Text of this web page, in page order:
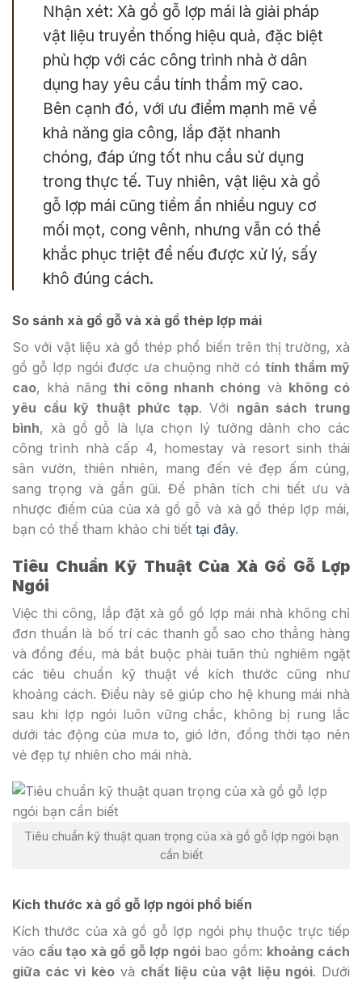
Nhận xét: Xà gồ gỗ lợp mái là giải pháp
vật liệu truyền thống hiệu quả, đặc biệt
phù hợp với các công trình nhà ở dân
dụng hay yêu cầu tính thẩm mỹ cao.
Bên cạnh đó, với ưu điểm mạnh mẽ về
khả năng gia công, lắp đặt nhanh
chóng, đáp ứng tốt nhu cầu sử dụng
trong thực tế. Tuy nhiên, vật liệu xà gồ
gỗ lợp mái cũng tiềm ẩn nhiều nguy cơ
mối mọt, cong vênh, nhưng vẫn có thể
khắc phục triệt để nếu được xử lý, sấy
khô đúng cách.
So sánh xà gồ gỗ và xà gồ thép lợp mái
So với vật liệu xà gồ thép phổ biến trên thị trường, xà
gồ gỗ lợp ngói được ưa chuộng nhờ có tính thẩm mỹ
cao, khả năng thi công nhanh chóng và không có
yêu cầu kỹ thuật phức tạp. Với ngân sách trung
bình, xà gồ gỗ là lựa chọn lý tưởng dành cho các
công trình nhà cấp 4, homestay và resort sinh thái
sân vườn, thiên nhiên, mang đến vẻ đẹp ấm cúng,
sang trọng và gần gũi. Để phân tích chi tiết ưu và
nhược điểm của của xà gồ gỗ và xà gồ thép lợp mái,
bạn có thể tham khảo chi tiết tại đây.
Tiêu Chuẩn Kỹ Thuật Của Xà Gồ Gỗ Lợp
Ngói
Việc thi công, lắp đặt xà gồ gồ lợp mái nhà không chỉ
đơn thuần là bố trí các thanh gỗ sao cho thẳng hàng
và đồng đều, mà bắt buộc phải tuân thủ nghiêm ngặt
các tiêu chuẩn kỹ thuật về kích thước cũng như
khoảng cách. Điều này sẽ giúp cho hệ khung mái nhà
sau khi lợp ngói luôn vững chắc, không bị rung lắc
dưới tác động của mưa to, gió lớn, đồng thời tạo nên
vẻ đẹp tự nhiên cho mái nhà.
Tiêu chuẩn kỹ thuật quan trọng của xà gồ gỗ lợp ngói bạn
cần biết
Kích thước xà gồ gỗ lợp ngói phổ biến
Kích thước của xà gồ gỗ lợp ngói phụ thuộc trực tiếp
vào cấu tạo xà gồ gỗ lợp ngóibao gồm: khoảng cách
giữa các vì kèovà chất liệu của vật liệu ngói. Dưới